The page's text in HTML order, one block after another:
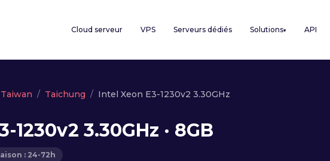
Cloud serveur VPS Serveurs dédiés Solutions▾ API
Taiwan Taichung Intel Xeon E3-1230v2 3.30GHz
1230v2 3.30GHz · 8GB
: 24-72h